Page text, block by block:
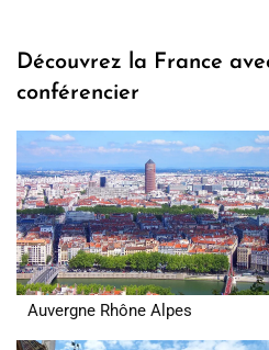
Découvrez la France
conférencier
Auvergne Rhône Alpes